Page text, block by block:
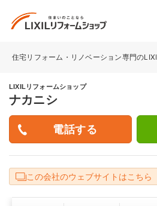
住宅リフォーム・リノベーション専門の
LIXILリフォームショップ
ナカニシ
この会社のウェブサイトはこちら